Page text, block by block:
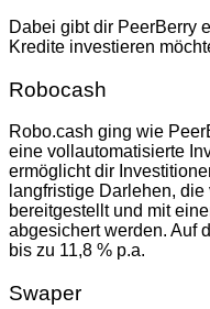
Dabei gibt dir PeerBerry
Kredite investieren
Robocash
Robo.cash ging wie
eine vollautomatisierte
ermöglicht dir
langfristige Darlehen,
bereitgestellt und mit
abgesichert werden. Auf
bis zu 11,8 % p.a.
Swaper